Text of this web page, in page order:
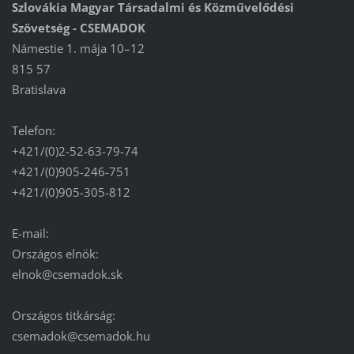
Szlovákia Magyar Társadalmi és Közművelődési
Szövetség - CSEMADOK
Námestie 1. mája 10–12
815 57
Bratislava
Telefon:
+421/(0)2-52-63-79-74
+421/(0)905-246-751
+421/(0)905-305-812
E-mail:
Országos elnök:
elnok@csemadok.sk
Országos titkárság:
csemadok@csemadok.hu